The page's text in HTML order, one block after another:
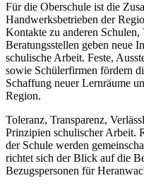
Für die Oberschule ist die
Handwerksbetrieben der
Kontakte zu anderen Schulen,
Beratungsstellen geben neue
schulische Arbeit. Feste,
sowie Schülerfirmen fördern
Schaffung neuer Lernräume
Region.
Toleranz, Transparenz,
Prinzipien schulischer Arbeit.
der Schule werden
richtet sich der Blick auf die
Bezugspersonen für